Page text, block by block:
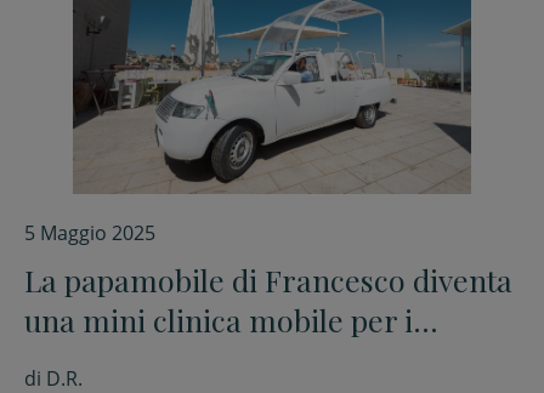
5 Maggio 2025
La papamobile di Francesco diventa
una mini clinica mobile per i
bambini di Gaza
di D.R.